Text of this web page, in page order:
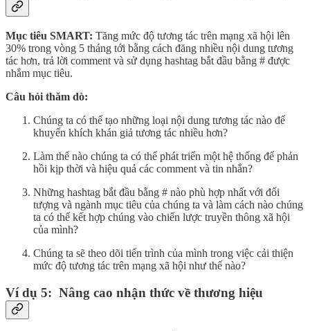
Mục tiêu SMART: Tăng mức độ tương tác trên mạng xã hội lên
30% trong vòng 5 tháng tới bằng cách đăng nhiều nội dung tương
tác hơn, trả lời comment và sử dụng hashtag bắt đầu bằng # được
nhắm mục tiêu.
Câu hỏi thăm dò:
Chúng ta có thể tạo những loại nội dung tương tác nào để
khuyến khích khán giả tương tác nhiều hơn?
Làm thế nào chúng ta có thể phát triển một hệ thống để phản
hồi kịp thời và hiệu quả các comment và tin nhắn?
Những hashtag bắt đầu bằng # nào phù hợp nhất với đối
tượng và ngành mục tiêu của chúng ta và làm cách nào chúng
ta có thể kết hợp chúng vào chiến lược truyền thông xã hội
của mình?
Chúng ta sẽ theo dõi tiến trình của mình trong việc cải thiện
mức độ tương tác trên mạng xã hội như thế nào?
Ví dụ 5: Nâng cao nhận thức về thương hiệu